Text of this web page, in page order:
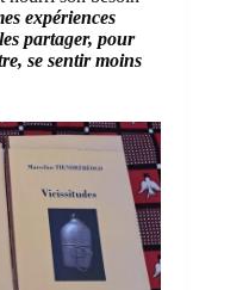
expériences
partager, pour
se sentir moins